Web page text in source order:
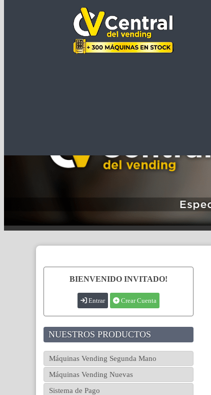
BIENVENIDO INVITADO!
Entrar Crear Cuenta
NUESTROS PRODUCTOS
Máquinas Vending Segunda Mano
Máquinas Vending Nuevas
Sistema de Pago